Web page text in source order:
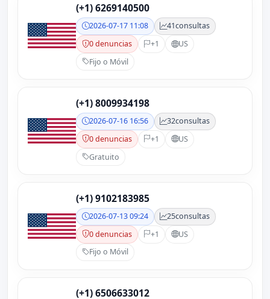
(+1) 6269140500
2026-07-17 11:08 41consultas
0 denuncias
+1
US
Fijo o Móvil
(+1) 8009934198
2026-07-16 16:56 32consultas
0 denuncias
+1
US
Gratuito
(+1) 9102183985
2026-07-13 09:24 25consultas
0 denuncias
+1
US
Fijo o Móvil
(+1) 6506633012